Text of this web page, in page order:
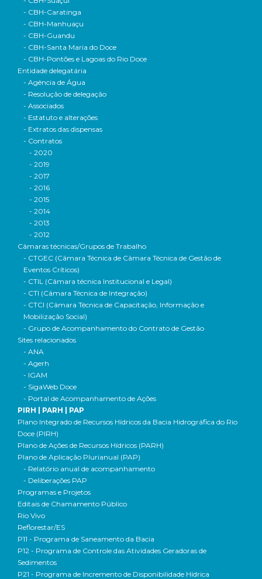
- CBH-Caratinga
- CBH-Manhuaçu
- CBH-Guandu
- CBH-Santa Maria do Doce
- CBH-Pontões e Lagoas do Rio Doce
Entidade delegatária
- Agência de Água
- Resolução de delegação
- Associados
- Estatuto e alterações
- Extratos das dispensas
- Contratos
- 2020
- 2019
- 2017
- 2016
- 2015
- 2014
- 2013
- 2012
Câmaras técnicas/Grupos de Trabalho
- CTGEC (Câmara Técnica de Câmara Técnica de Gestão de
Eventos Críticos)
- CTIL (Câmara técnica Institucional e Legal)
- CTI (Câmara Técnica de Integração)
- CTCI (Câmara Técnica de Capacitação, Informação e
Mobilização Social)
- Grupo de Acompanhamento do Contrato de Gestão
Sites relacionados
- ANA
- Agerh
- IGAM
- SigaWeb Doce
- Portal de Acompanhamento de Ações
PIRH | PARH | PAP
Plano Integrado de Recursos Hídricos da Bacia Hidrográfica do Rio
Doce (PIRH)
Plano de Ações de Recursos Hídricos (PARH)
Plano de Aplicação Plurianual (PAP)
- Relatório anual de acompanhamento
- Deliberações PAP
Programas e Projetos
Editais de Chamamento Público
Rio Vivo
Reflorestar/ES
P11 - Programa de Saneamento da Bacia
P12 - Programa de Controle das Atividades Geradoras de
Sedimentos
P21 - Programa de Incremento de Disponibilidade Hídrica